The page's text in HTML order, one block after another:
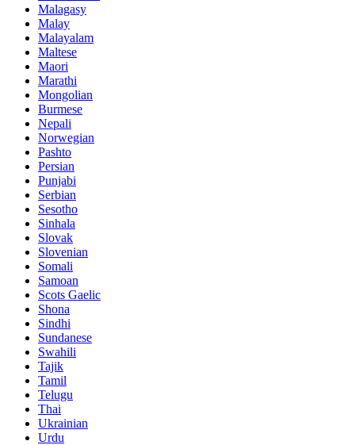
Malagasy
Malay
Malayalam
Maltese
Maori
Marathi
Mongolian
Burmese
Nepali
Norwegian
Pashto
Persian
Punjabi
Serbian
Sesotho
Sinhala
Slovak
Slovenian
Somali
Samoan
Scots Gaelic
Shona
Sindhi
Sundanese
Swahili
Tajik
Tamil
Telugu
Thai
Ukrainian
Urdu